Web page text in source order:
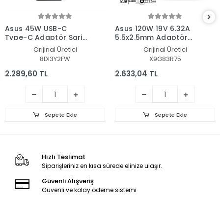
Asus 45W USB-C
Type-C Adaptör Şarj
Aleti-CihazıOrijinal Üretici
8DI3Y2FW
2.289,60 TL
Sepete Ekle
Asus 120W 19V 6.32A
5.5x2.5mm Adaptör
Şarj Aleti-Cihazı
Orijinal Üretici
X9G83R75
2.633,04 TL
Sepete Ekle
Hızlı Teslimat
Siparişleriniz en kısa sürede elinize ulaşır.
Güvenli Alışveriş
Güvenli ve kolay ödeme sistemi